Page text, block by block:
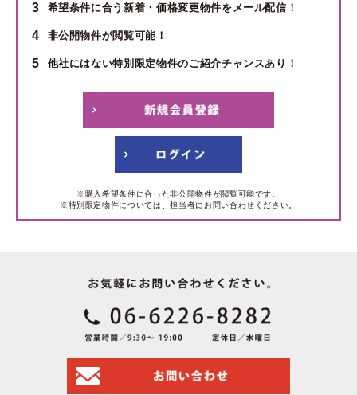
3 希望条件に合う新着・価格変更物件をメール配信！
4 非公開物件が閲覧可能！
5 他社にはない特別限定物件のご紹介チャンスあり！
※購入希望条件に合った非公開物件が閲覧可能です。
※特別限定物件については、担当者にお問い合わせください。